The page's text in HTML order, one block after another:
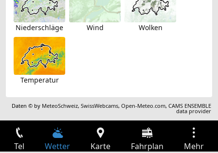
Niederschläge Wind Wolken
Temperatur
Daten © by MeteoSchweiz,SwissWebcams,Open-Meteo.com,CAMS ENSEMBLE
data provider
Tel Wetter Karte Fahrplan Mehr